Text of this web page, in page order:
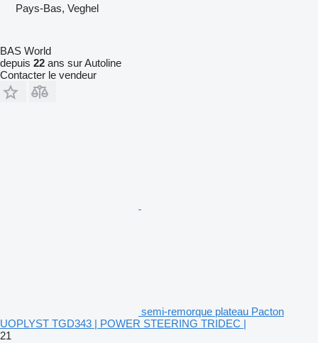
Pays-Bas, Veghel
BAS World
depuis 22 ans sur Autoline
Contacter le vendeur
semi-remorque plateau Pacton
UOPLYST TGD343 | POWER STEERING TRIDEC |
21